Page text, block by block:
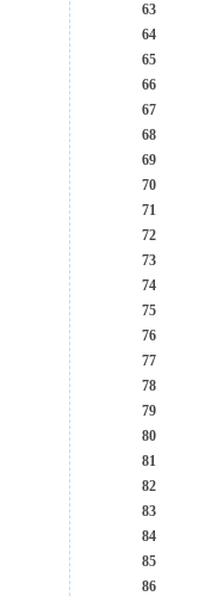
63
64
65
66
67
68
69
70
71
72
73
74
75
76
77
78
79
80
81
82
83
84
85
86